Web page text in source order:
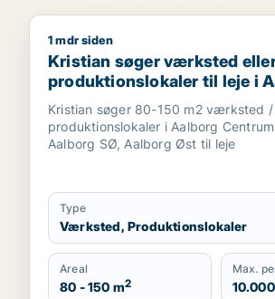
Kristian søger værksted eller
1 mdr siden
Kristian søger værksted
produktionslokaler til leje i
Centrum, Aalborg SV eller
m.fl.
Kristian søger 80-150 m2 værksted /
produktionslokaler i Aalborg
Aalborg SØ, Aalborg Øst til leje
Type
Værksted, Produktionslokaler
Areal
80 - 150 m2
Max.